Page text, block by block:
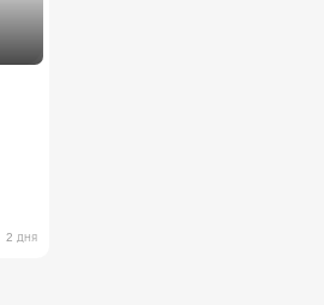
2 дня